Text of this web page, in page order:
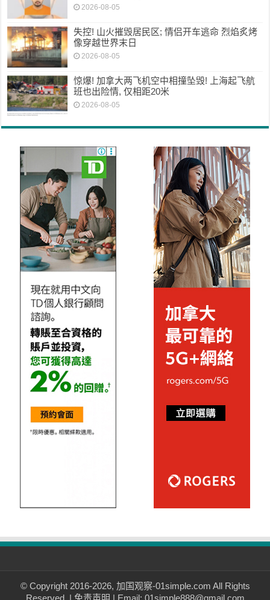
2026-08-05
失控! 山火摧毁居民区; 情侣开车逃命 烈焰炙烤
像穿越世界末日
2026-08-05
惊爆! 加拿大两飞机空中相撞坠毁! 上海起飞航
班也出险情, 仅相距20米
2026-08-05
© Copyright 2016-2026, 加国观察-01simple.com All Rights
Reserved. | 免责声明 | Email: 01simple888@gmail.com